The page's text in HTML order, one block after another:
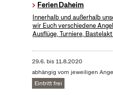
Ferien Daheim
Innerhalb und außerhalb
wir Euch verschiedene
Ausflüge, Turniere,
29.6. bis11.8.2020
abhängig vom jeweiligen
Eintritt frei